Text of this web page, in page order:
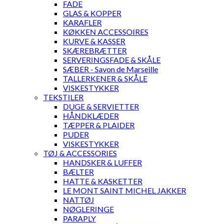
FADE
GLAS & KOPPER
KARAFLER
KØKKEN ACCESSOIRES
KURVE & KASSER
SKÆREBRÆTTER
SERVERINGSFADE & SKÅLE
SÆBER - Savon de Marseille
TALLERKENER & SKÅLE
VISKESTYKKER
TEKSTILER
DUGE & SERVIETTER
HÅNDKLÆDER
TÆPPER & PLAIDER
PUDER
VISKESTYKKER
TØJ & ACCESSORIES
HANDSKER & LUFFER
BÆLTER
HATTE & KASKETTER
LE MONT SAINT MICHEL JAKKER
NATTØJ
NØGLERINGE
PARAPLY